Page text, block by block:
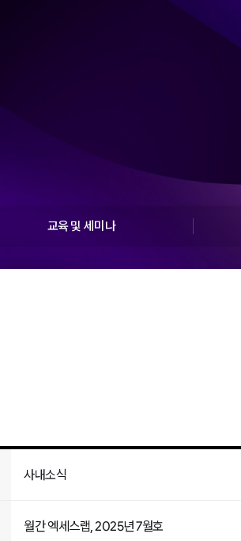
교육 및 세미나
사내소식
월간 엑세스랩, 2025년 7월호